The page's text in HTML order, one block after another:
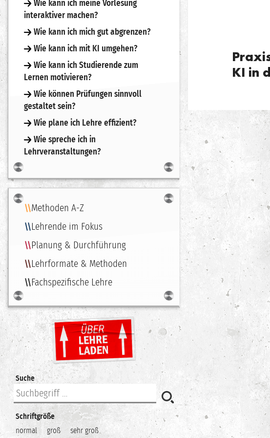
KI in
Wie kann ich meine Vorlesung
interaktiver machen?
Wie kann ich mich gut abgrenzen?
Wie kann ich mit KI umgehen?
Wie kann ich Studierende zum
Lernen motivieren?
Wie können Prüfungen sinnvoll
gestaltet sein?
Wie plane ich Lehre effizient?
Wie spreche ich in
Lehrveranstaltungen?
Navigation
Methoden A-Z
Lehrende im Fokus
Planung & Durchführung
Lehrformate & Methoden
Fachspezifische Lehre
Suche
Schriftgröße
normal
groß sehr groß